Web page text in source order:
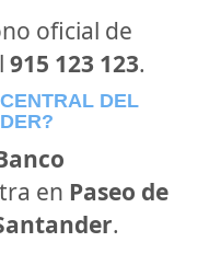
oficial de
915 123 123.
DEL
en Paseo de
.